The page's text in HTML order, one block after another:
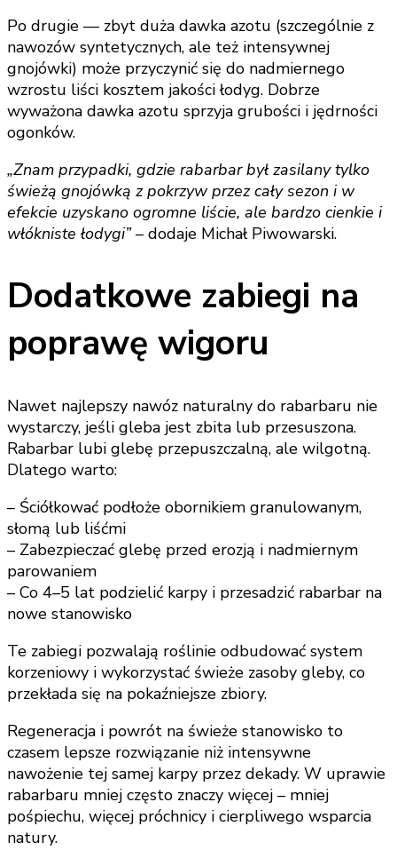
Po drugie — zbyt duża dawka azotu (szczególnie z
nawozów syntetycznych, ale też intensywnej
gnojówki) może przyczynić się do nadmiernego
wzrostu liści kosztem jakości łodyg. Dobrze
wyważona dawka azotu sprzyja grubości i jędrności
ogonków.
„Znam przypadki, gdzie rabarbar był zasilany tylko
świeżą gnojówką z pokrzyw przez cały sezon i w
efekcie uzyskano ogromne liście, ale bardzo cienkie i
włókniste łodygi”– dodaje Michał Piwowarski.
Dodatkowe zabiegi na
poprawę wigoru
Nawet najlepszy nawóz naturalny do rabarbaru nie
wystarczy, jeśli gleba jest zbita lub przesuszona.
Rabarbar lubi glebę przepuszczalną, ale wilgotną.
Dlatego warto:
– Ściółkować podłoże obornikiem granulowanym,
słomą lub liśćmi
– Zabezpieczać glebę przed erozją i nadmiernym
parowaniem
– Co 4–5 lat podzielić karpy i przesadzić rabarbar na
nowe stanowisko
Te zabiegi pozwalają roślinie odbudować system
korzeniowy i wykorzystać świeże zasoby gleby, co
przekłada się na pokaźniejsze zbiory.
Regeneracja i powrót na świeże stanowisko to
czasem lepsze rozwiązanie niż intensywne
nawożenie tej samej karpy przez dekady. W uprawie
rabarbaru mniej często znaczy więcej – mniej
pośpiechu, więcej próchnicy i cierpliwego wsparcia
natury.